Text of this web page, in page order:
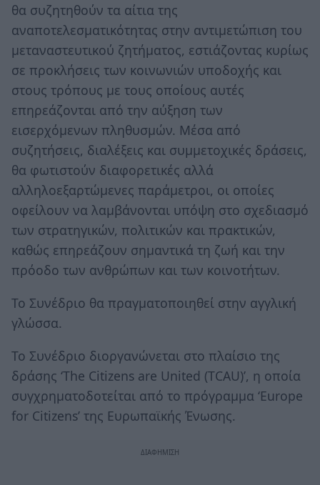
θα συζητηθούν τα αίτια της
αναποτελεσματικότητας στην αντιμετώπιση του
μεταναστευτικού ζητήματος, εστιάζοντας κυρίως
σε προκλήσεις των κοινωνιών υποδοχής και
στους τρόπους με τους οποίους αυτές
επηρεάζονται από την αύξηση των
εισερχόμενων πληθυσμών. Μέσα από
συζητήσεις, διαλέξεις και συμμετοχικές δράσεις,
θα φωτιστούν διαφορετικές αλλά
αλληλοεξαρτώμενες παράμετροι, οι οποίες
οφείλουν να λαμβάνονται υπόψη στο σχεδιασμό
των στρατηγικών, πολιτικών και πρακτικών,
καθώς επηρεάζουν σημαντικά τη ζωή και την
πρόοδο των ανθρώπων και των κοινοτήτων.
Το Συνέδριο θα πραγματοποιηθεί στην αγγλική
γλώσσα.
Το Συνέδριο διοργανώνεται στο πλαίσιο της
δράσης ‘The Citizens are United (TCAU)’, η οποία
συγχρηματοδοτείται από το πρόγραμμα ‘Europe
for Citizens’ της Ευρωπαϊκής Ένωσης.